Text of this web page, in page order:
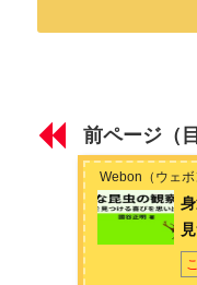
第1章 季節から見つけ
【春】の身近な昆虫 6選
【夏】の身近な昆虫 6選
す。
「ノワール文学」
などのコンテンツ
facebook（國谷）
前ページ（
Webon（ウェボ